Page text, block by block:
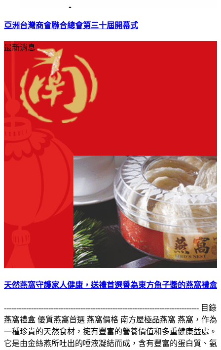
亞洲台灣商會聯合總會第三十屆開幕式
最新消息
天然燕窩守護家人健康，送禮首選譽為東方魚子醬的燕窩禮盒
------------------------------------------------------------------------------- 目錄
燕窩禮盒 優質燕窩首選 燕窩價格 南方屋極品燕窩 燕窩，作為
一種珍貴的天然食材，擁有豐富的營養價值和多重健康益處。
它是由金絲燕所吐出的唾液凝結而成，含有豐富的蛋白質、氨